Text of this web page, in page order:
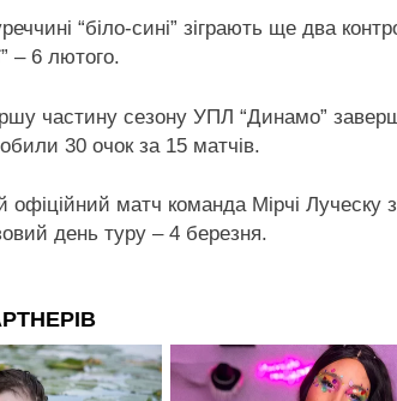
“біло-сині” зіграють ще два
– 6 лютого.
частину сезону УПЛ “Динамо”
30 очок за 15 матчів.
офіційний матч команда Мірчі Луческу
день туру – 4 березня.